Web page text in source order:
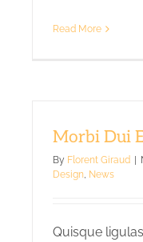
Read More
Morbi Dui
By Florent Giraud
Design, News
Quisque